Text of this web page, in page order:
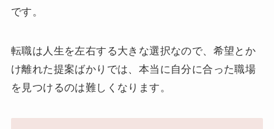
です。
転職は人生を左右する大きな選択なので、希望とか
け離れた提案ばかりでは、本当に自分に合った職場
を見つけるのは難しくなります。